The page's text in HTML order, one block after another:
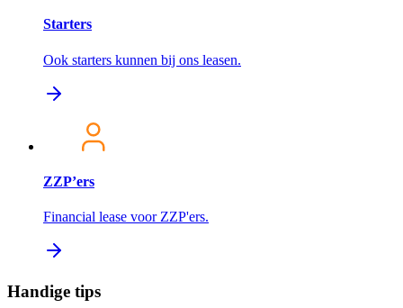
Starters
Ook starters kunnen bij ons leasen.
ZZP’ers
Financial lease voor ZZP'ers.
Handige tips